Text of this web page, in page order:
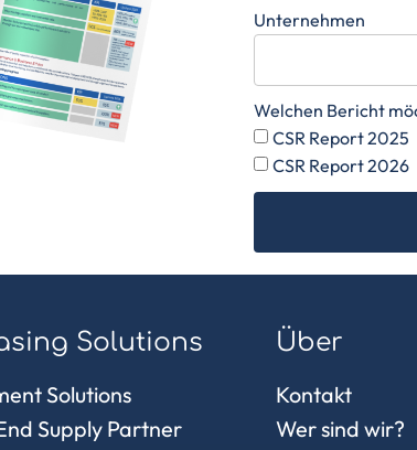
Unternehmen
Welchen Bericht
CSR Report 2025
CSR Report 2026
Solutions
Solutions
Supply Partner
Über
Kontakt
Wer sind wir?